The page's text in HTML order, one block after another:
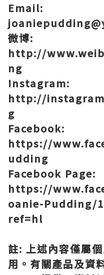
Email:
微博:
http://
ng
Instagram:
http://
g
Facebook:
https://
udding
Facebook Page:
https://
oanie-Pudding/
ref=hl
註: 上述內容僅屬
用。有關產品及資